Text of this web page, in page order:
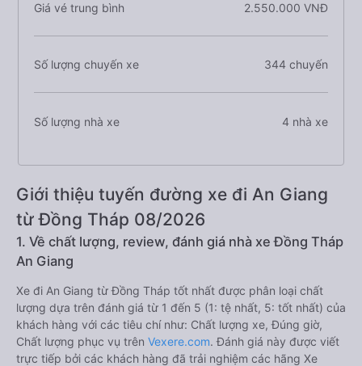
Giá vé trung bình 2.550.000 VNĐ
Số lượng chuyến xe 344 chuyến
Số lượng nhà xe 4 nhà xe
Giới thiệu tuyến đường xe đi An Giang
từ Đồng Tháp 08/2026
1. Về chất lượng, review, đánh giá nhà xe Đồng Tháp
An Giang
Xe đi An Giang từ Đồng Tháp tốt nhất được phân loại chất
lượng dựa trên đánh giá từ 1 đến 5 (1: tệ nhất, 5: tốt nhất) của
khách hàng với các tiêu chí như: Chất lượng xe, Đúng giờ,
Chất lượng phục vụ trên Vexere.com. Đánh giá này được viết
trực tiếp bởi các khách hàng đã trải nghiệm các hãng Xe